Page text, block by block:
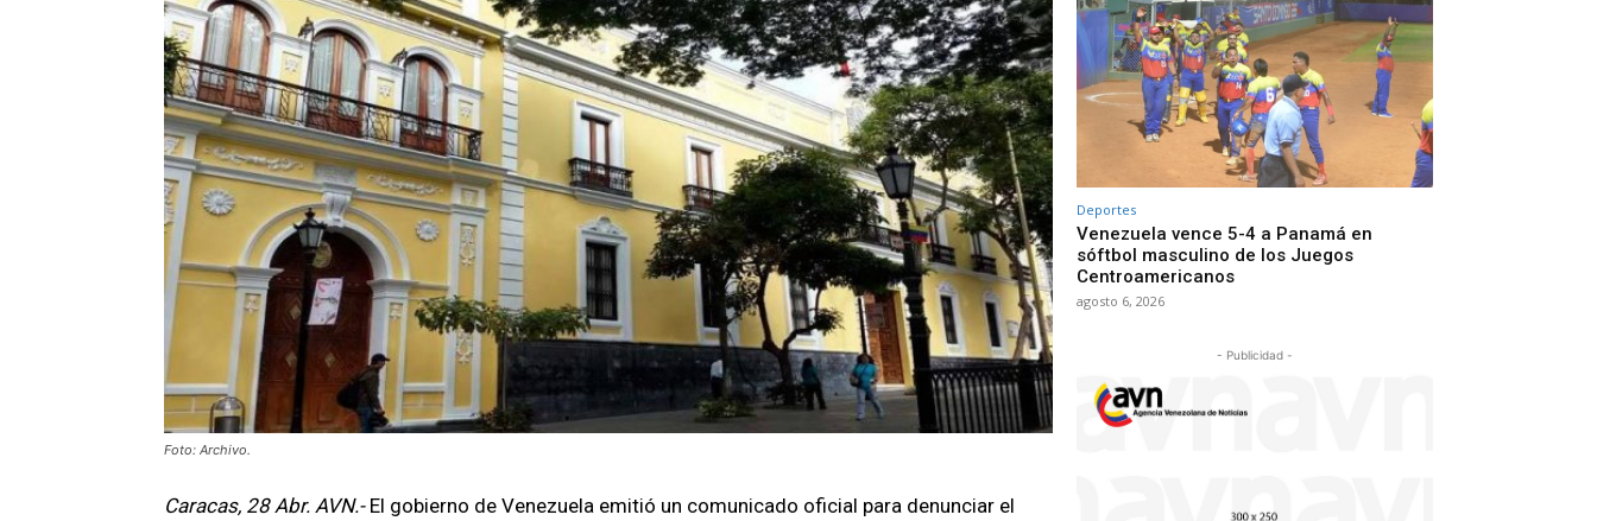
Foto: Archivo.
Caracas, 28 Abr. AVN.- El gobierno de Venezuela emitió un comunicado oficial para denunciar el
Deportes
Venezuela vence 5-4 a Panamá en
sóftbol masculino de los Juegos
Centroamericanos
agosto 6, 2026
- Publicidad -